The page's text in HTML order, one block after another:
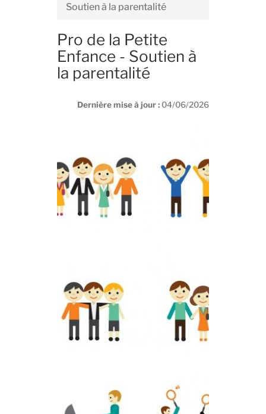
Soutien à la parentalité
Pro de la Petite
Enfance - Soutien à
la parentalité
Dernière mise à jour :04/06/2026